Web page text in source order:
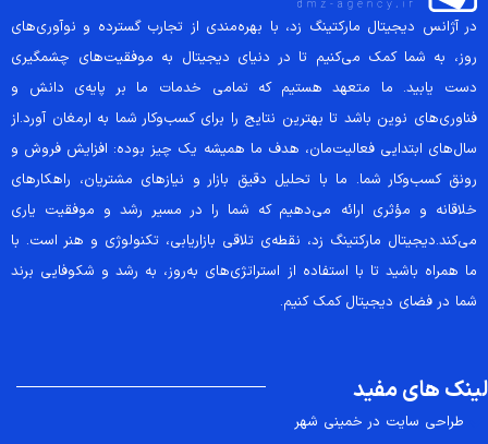
در آژانس دیجیتال مارکتینگ زد، با بهره‌مندی از تجارب گسترده و نوآوری‌های
روز، به شما کمک می‌کنیم تا در دنیای دیجیتال به موفقیت‌های چشمگیری
دست یابید. ما متعهد هستیم که تمامی خدمات ما بر پایه‌ی دانش و
فناوری‌های نوین باشد تا بهترین نتایج را برای کسب‌وکار شما به ارمغان آورد.از
سال‌های ابتدایی فعالیت‌مان، هدف ما همیشه یک چیز بوده: افزایش فروش و
رونق کسب‌وکار شما. ما با تحلیل دقیق بازار و نیازهای مشتریان، راهکارهای
خلاقانه و مؤثری ارائه می‌دهیم که شما را در مسیر رشد و موفقیت یاری
می‌کند.دیجیتال مارکتینگ زد، نقطه‌ی تلاقی بازاریابی، تکنولوژی و هنر است. با
ما همراه باشید تا با استفاده از استراتژی‌های به‌روز، به رشد و شکوفایی برند
شما در فضای دیجیتال کمک کنیم.
لینک های مفید
طراحی سایت در خمینی شهر